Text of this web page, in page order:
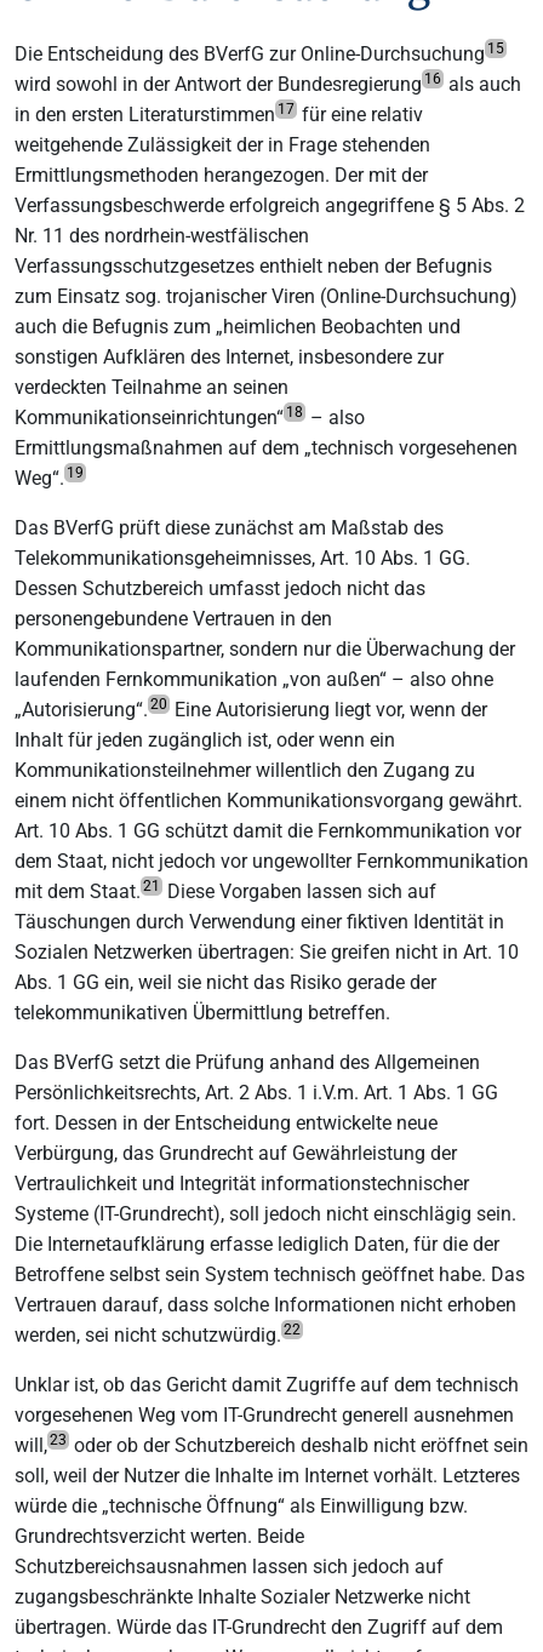
Die Entscheidung des BVerfG zur Online-Durchsuchung 15
wird sowohl in der Antwort der Bundesregierung 16 als auch
in den ersten Literaturstimmen 17 für eine relativ
weitgehende Zulässigkeit der in Frage stehenden
Ermittlungsmethoden herangezogen. Der mit der
Verfassungsbeschwerde erfolgreich angegriffene § 5 Abs. 2
Nr. 11 des nordrhein-westfälischen
Verfassungsschutzgesetzes enthielt neben der Befugnis
zum Einsatz sog. trojanischer Viren (Online-Durchsuchung)
auch die Befugnis zum „heimlichen Beobachten und
sonstigen Aufklären des Internet, insbesondere zur
verdeckten Teilnahme an seinen
Kommunikationseinrichtungen“ 18 – also
Ermittlungsmaßnahmen auf dem „technisch vorgesehenen
Weg“. 19
Das BVerfG prüft diese zunächst am Maßstab des
Telekommunikationsgeheimnisses, Art. 10 Abs. 1 GG.
Dessen Schutzbereich umfasst jedoch nicht das
personengebundene Vertrauen in den
Kommunikationspartner, sondern nur die Überwachung der
laufenden Fernkommunikation „von außen“ – also ohne
„Autorisierung“. 20 Eine Autorisierung liegt vor, wenn der
Inhalt für jeden zugänglich ist, oder wenn ein
Kommunikationsteilnehmer willentlich den Zugang zu
einem nicht öffentlichen Kommunikationsvorgang gewährt.
Art. 10 Abs. 1 GG schützt damit die Fernkommunikation vor
dem Staat, nicht jedoch vor ungewollter Fernkommunikation
mit dem Staat. 21
Diese Vorgaben lassen sich auf
Täuschungen durch Verwendung einer fiktiven Identität in
Sozialen Netzwerken übertragen: Sie greifen nicht in Art. 10
Abs. 1 GG ein, weil sie nicht das Risiko gerade der
telekommunikativen Übermittlung betreffen.
Das BVerfG setzt die Prüfung anhand des Allgemeinen
Persönlichkeitsrechts, Art. 2 Abs. 1 i.V.m. Art. 1 Abs. 1 GG
fort. Dessen in der Entscheidung entwickelte neue
Verbürgung, das Grundrecht auf Gewährleistung der
Vertraulichkeit und Integrität informationstechnischer
Systeme (IT-Grundrecht), soll jedoch nicht einschlägig sein.
Die Internetaufklärung erfasse lediglich Daten, für die der
Betroffene selbst sein System technisch geöffnet habe. Das
Vertrauen darauf, dass solche Informationen nicht erhoben
werden, sei nicht schutzwürdig. 22
Unklar ist, ob das Gericht damit Zugriffe auf dem technisch
vorgesehenen Weg vom IT-Grundrecht generell ausnehmen
will,23 oder ob der Schutzbereich deshalb nicht eröffnet sein
soll, weil der Nutzer die Inhalte im Internet vorhält. Letzteres
würde die „technische Öffnung“ als Einwilligung bzw.
Grundrechtsverzicht werten. Beide
Schutzbereichsausnahmen lassen sich jedoch auf
zugangsbeschränkte Inhalte Sozialer Netzwerke nicht
übertragen. Würde das IT-Grundrecht den Zugriff auf dem